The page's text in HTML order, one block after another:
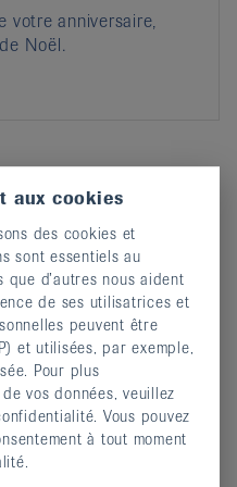
votre anniversaire,
Noël.
aux cookies
des cookies et
sont essentiels au
d’autres nous aident
de ses utilisatrices et
peuvent être
et utilisées, par exemple,
Pour plus
vos données, veuillez
Vous pouvez
à tout moment